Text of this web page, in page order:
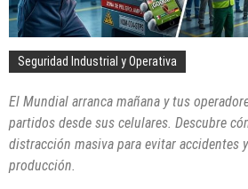
Seguridad Industrial y Operativa
El Mundial arranca mañana y tus
partidos desde sus celulares. Descubre
distracción masiva para evitar accidentes
producción.